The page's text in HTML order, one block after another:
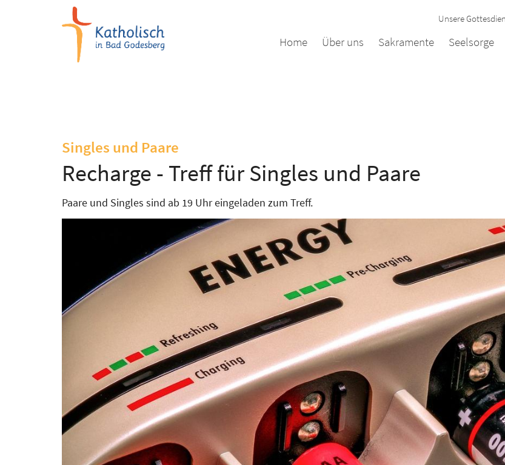
Zum Inhalt springen
Unsere
Home Über uns Sakramente Seelsorge
Singles und Paare
Recharge - Treff für Singles und Paare
Paare und Singles sind ab 19 Uhr eingeladen zum Treff.